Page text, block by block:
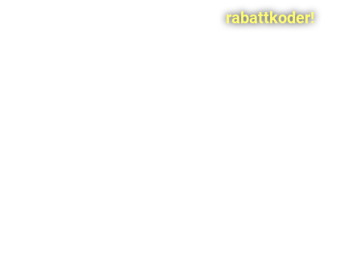
rabattkoder!